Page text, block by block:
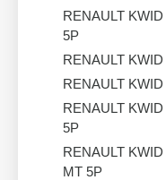
RENAULT KWID
5P
RENAULT KWID
RENAULT KWID
RENAULT KWID
5P
RENAULT KWID
MT 5P